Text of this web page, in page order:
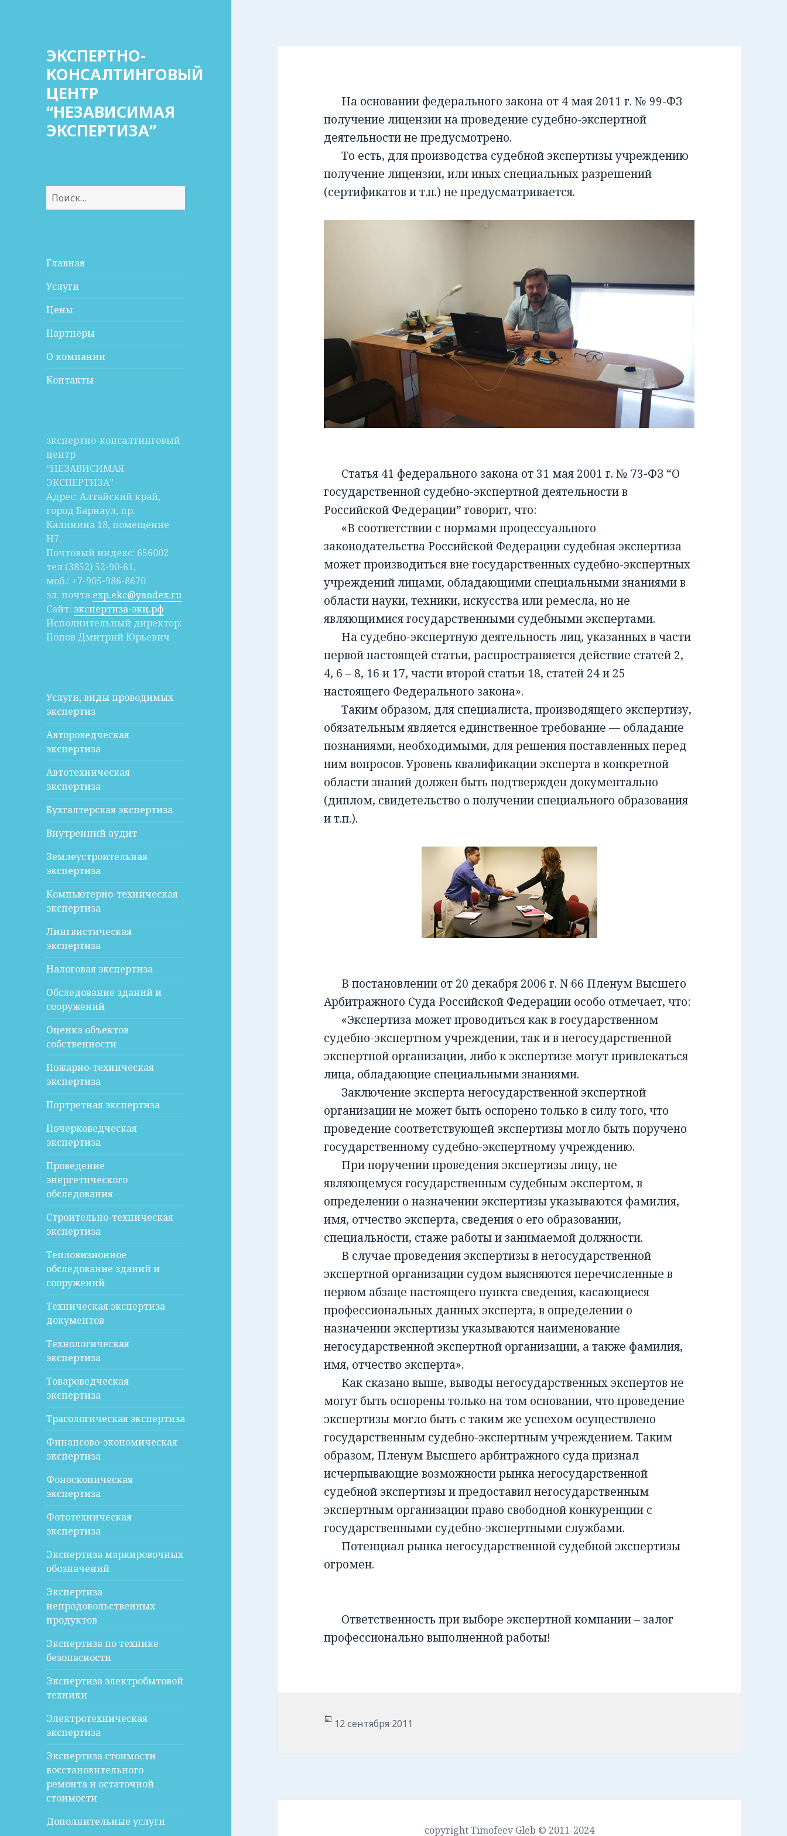
ЭКСПЕРТНО-
КОНСАЛТИНГОВЫЙ
ЦЕНТР
“НЕЗАВИСИМАЯ
ЭКСПЕРТИЗА”
Найти:
Главная
Услуги
Цены
Партнеры
О компании
Контакты
зкспертно-консалтинговый
центр
“НЕЗАВИСИМАЯ
ЭКСПЕРТИЗА”
Адрес: Алтайский край,
город Барнаул, пр.
Калинина 18, помещение
Н7.
Почтовый индекс: 656002
тел (3852) 52-90-61,
моб.: +7-905-986-8670
эл. почта:exp.ekc@yandex.ru
Сайт: экспертиза-экц.рф
Исполнительный директор:
Попов Дмитрий Юрьевич
Услуги, виды проводимых
экспертиз
Автороведческая
экспертиза
Автотехническая
экспертиза
Бухгалтерская экспертиза
Внутренний аудит
Землеустроительная
экспертиза
Компьютерно-техническая
экспертиза
Лингвистическая
экспертиза
Налоговая экспертиза
Обследование зданий и
сооружений
Оценка объектов
собственности
Пожарно-техническая
экспертиза
Портретная экспертиза
Почерковедческая
экспертиза
Проведение
энергетического
обследования
Строительно-техническая
экспертиза
Тепловизионное
обследование зданий и
сооружений
Техническая экспертиза
документов
Технологическая
экспертиза
Товароведческая
экспертиза
Трасологическая экспертиза
Финансово-экономическая
экспертиза
Фоноскопическая
экспертиза
Фототехническая
экспертиза
Экспертиза маркировочных
обозначений
Экспертиза
непродовольственных
продуктов
Экспертиза по технике
безопасности
Экспертиза электробытовой
техники
Электротехническая
экспертиза
Экспертиза стоимости
восстановительного
ремонта и остаточной
стоимости
Дополнительные услуги
На основании федерального закона от 4 мая 2011 г. № 99-ФЗ
получение лицензии на проведение судебно-экспертной
деятельности не предусмотрено.
То есть, для производства судебной экспертизы учреждению
получение лицензии, или иных специальных разрешений
(сертификатов и т.п.) не предусматривается.
Статья 41 федерального закона от 31 мая 2001 г. № 73-ФЗ “О
государственной судебно-экспертной деятельности в
Российской Федерации” говорит, что:
«В соответствии с нормами процессуального
законодательства Российской Федерации судебная экспертиза
может производиться вне государственных судебно-экспертных
учреждений лицами, обладающими специальными знаниями в
области науки, техники, искусства или ремесла, но не
являющимися государственными судебными экспертами.
На судебно-экспертную деятельность лиц, указанных в части
первой настоящей статьи, распространяется действие статей 2,
4, 6 – 8, 16 и 17, части второй статьи 18, статей 24 и 25
настоящего Федерального закона».
Таким образом, для специалиста, производящего экспертизу,
обязательным является единственное требование — обладание
познаниями, необходимыми, для решения поставленных перед
ним вопросов. Уровень квалификации эксперта в конкретной
области знаний должен быть подтвержден документально
(диплом, свидетельство о получении специального образования
и т.п.).
В постановлении от 20 декабря 2006 г. N 66 Пленум Высшего
Арбитражного Суда Российской Федерации особо отмечает, что:
«Экспертиза может проводиться как в государственном
судебно-экспертном учреждении, так и в негосударственной
экспертной организации, либо к экспертизе могут привлекаться
лица, обладающие специальными знаниями.
Заключение эксперта негосударственной экспертной
организации не может быть оспорено только в силу того, что
проведение соответствующей экспертизы могло быть поручено
государственному судебно-экспертному учреждению.
При поручении проведения экспертизы лицу, не
являющемуся государственным судебным экспертом, в
определении о назначении экспертизы указываются фамилия,
имя, отчество эксперта, сведения о его образовании,
специальности, стаже работы и занимаемой должности.
В случае проведения экспертизы в негосударственной
экспертной организации судом выясняются перечисленные в
первом абзаце настоящего пункта сведения, касающиеся
профессиональных данных эксперта, в определении о
назначении экспертизы указываются наименование
негосударственной экспертной организации, а также фамилия,
имя, отчество эксперта».
Как сказано выше, выводы негосударственных экспертов не
могут быть оспорены только на том основании, что проведение
экспертизы могло быть с таким же успехом осуществлено
государственным судебно-экспертным учреждением. Таким
образом, Пленум Высшего арбитражного суда признал
исчерпывающие возможности рынка негосударственной
судебной экспертизы и предоставил негосударственным
экспертным организации право свободной конкуренции с
государственными судебно-экспертными службами.
Потенциал рынка негосударственной судебной экспертизы
огромен.
Ответственность при выборе экспертной компании – залог
профессионально выполненной работы!
Опубликовано
12 сентября 2011
copyright Timofeev Gleb © 2011-2024